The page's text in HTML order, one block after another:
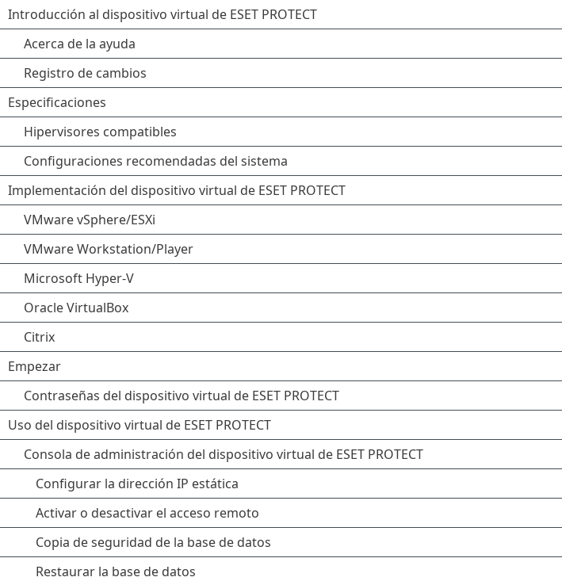
Introducción al dispositivo virtual de ESET PROTECT
Acerca de la ayuda
Registro de cambios
Especificaciones
Hipervisores compatibles
Configuraciones recomendadas del sistema
Implementación del dispositivo virtual de ESET PROTECT
VMware vSphere/ESXi
VMware Workstation/Player
Microsoft Hyper-V
Oracle VirtualBox
Citrix
Empezar
Contraseñas del dispositivo virtual de ESET PROTECT
Uso del dispositivo virtual de ESET PROTECT
Consola de administración del dispositivo virtual de ESET PROTECT
Configurar la dirección IP estática
Activar o desactivar el acceso remoto
Copia de seguridad de la base de datos
Restaurar la base de datos